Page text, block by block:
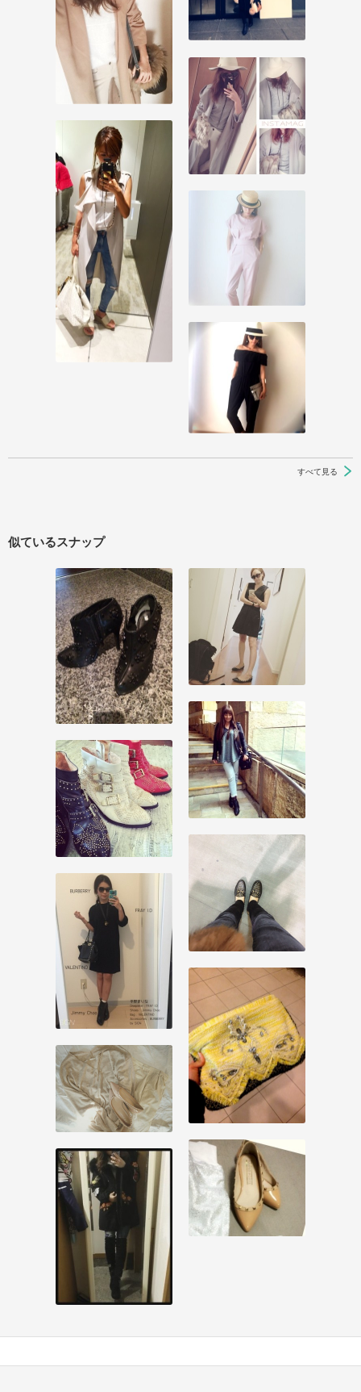
すべて見る
似ているスナップ